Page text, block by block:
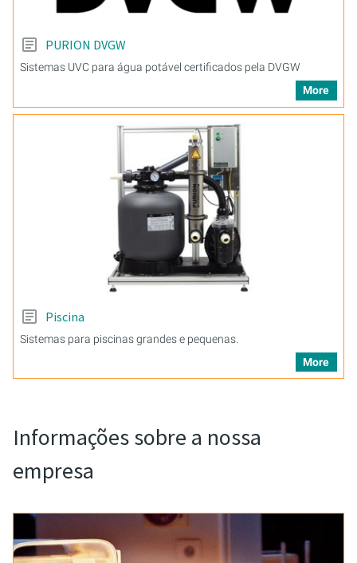
PURION DVGW
Sistemas UVC para água potável certificados pela DVGW
More
Piscina
Sistemas para piscinas grandes e pequenas.
More
Informações sobre a nossa
empresa